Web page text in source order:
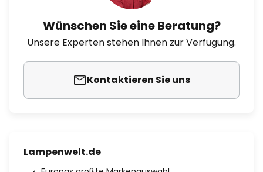
Wünschen Sie eine Beratung?
Unsere Experten stehen Ihnen zur Verfügung.
Kontaktieren Sie uns
Lampenwelt.de